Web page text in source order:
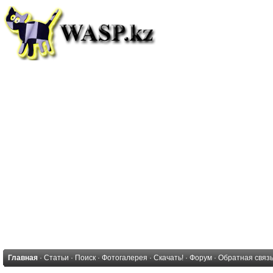
Главная · Статьи · Поиск · Фотогалерея · Скачать! · Форум · Обратная связь